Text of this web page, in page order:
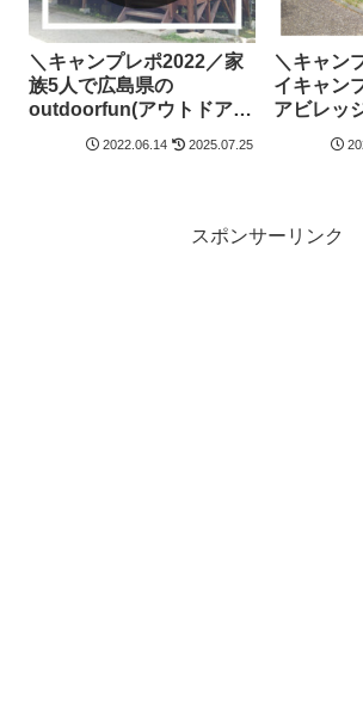
＼キャンプレポ2022／家
族5人で広島県の
outdoorfun(アウトドアフ
ァン)のログコテージ宿泊
2022.06.14 2025.07.25
＼キャン
イキャン
アビレッ
スポンサーリンク